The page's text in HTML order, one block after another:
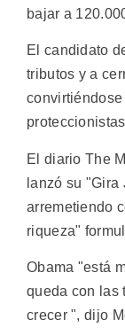
bajar a
El candidato
tributos y a
El diario The
lanzó su
arremetiendo
riqueza"
Obama "está
queda con las
crecer ", dijo